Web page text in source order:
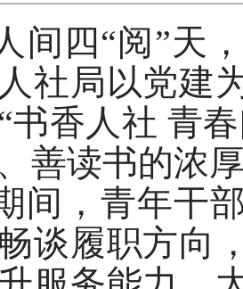
间四“阅”天
社局以党建
书香人社 青
善读书的浓
间，青年干
谈履职方向